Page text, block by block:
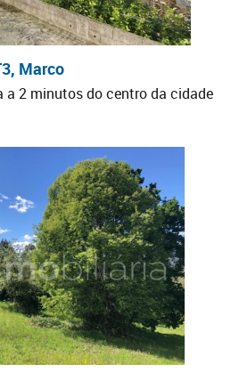
Marco
a 2 minutos do centro da cidade